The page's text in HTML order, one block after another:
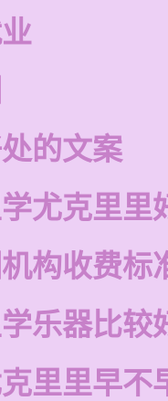
的文案
尤克里里
构收费标
乐器比较
里里早不